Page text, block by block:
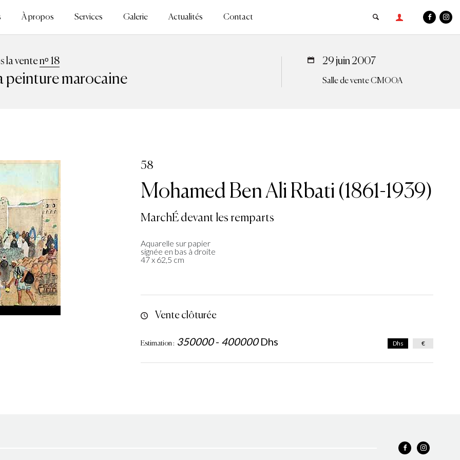
À propos Services Galerie Actualités Contact
la ventenᵒ 18
peinture marocaine
29 juin 2007
Salle de vente CMOOA
58
Mohamed Ben Ali Rbati (1861-1939)
MarchÉ devant les remparts
Aquarelle sur papier
signée en bas à droite
47 x 62,5 cm
Vente clôturée
Estimation : 350000- 400000 Dhs Dhs €